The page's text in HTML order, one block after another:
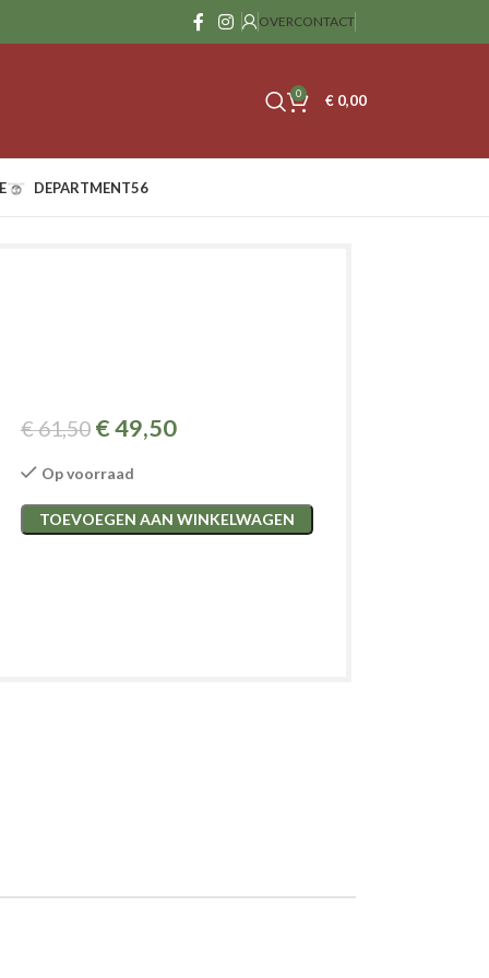
OVERCONTACT
0 € 0,00
DEPARTMENT56
€61,50 €49,50
Op voorraad
TOEVOEGEN AAN WINKELWAGEN